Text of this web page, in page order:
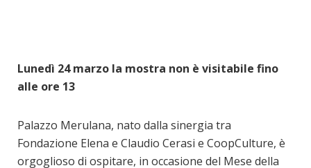
Lunedì 24 marzo la mostra non è visitabile fino
alle ore 13
Palazzo Merulana, nato dalla sinergia tra
Fondazione Elena e Claudio Cerasi e CoopCulture, è
orgoglioso di ospitare, in occasione del Mese della